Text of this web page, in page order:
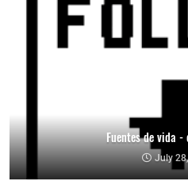
Fuentes de vida
July